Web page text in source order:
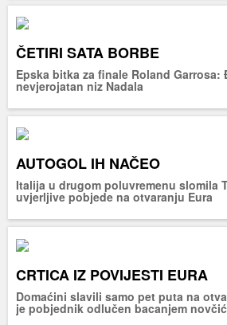
ČETIRI SATA BORBE
Epska bitka za finale Roland
nevjerojatan niz Nadala
AUTOGOL IH NAČEO
Italija u drugom poluvremenu slomila
uvjerljive pobjede na otvaranju Eura
CRTICA IZ POVIJESTI EURA
Domaćini slavili samo pet puta na
je pobjednik odlučen bacanjem